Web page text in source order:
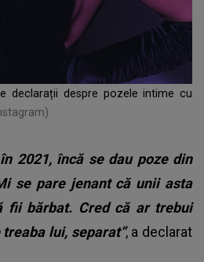
declarații despre pozele intime cu
2021, încă se dau poze din
se pare jenant că unii asta
fii bărbat. Cred că ar trebui
lui, separat”, a declarat